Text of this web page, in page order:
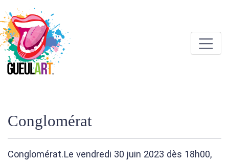
Conglomérat
Conglomérat.Le vendredi 30 juin 2023 dès 18h00,